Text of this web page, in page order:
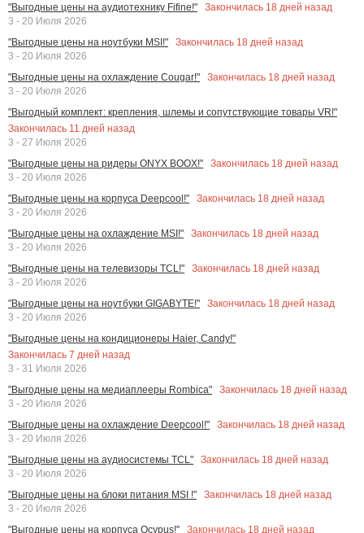
"Выгодные цены на аудиотехнику Fifine!"
Закончилась 18 дней назад
3 - 20 Июля 2026
"Выгодные цены на ноутбуки MSI!"
Закончилась 18 дней назад
3 - 20 Июля 2026
"Выгодные цены на охлаждение Cougar!"
Закончилась 18 дней назад
3 - 20 Июля 2026
"Выгодный комплект: крепления, шлемы и сопутствующие товары VR!"
Закончилась 11 дней назад
3 - 27 Июля 2026
"Выгодные цены на ридеры ONYX BOOX!"
Закончилась 18 дней назад
3 - 20 Июля 2026
"Выгодные цены на корпуса Deepcool!"
Закончилась 18 дней назад
3 - 20 Июля 2026
"Выгодные цены на охлаждение MSI!"
Закончилась 18 дней назад
3 - 20 Июля 2026
"Выгодные цены на телевизоры TCL!"
Закончилась 18 дней назад
3 - 20 Июля 2026
"Выгодные цены на ноутбуки GIGABYTE!"
Закончилась 18 дней назад
3 - 20 Июля 2026
"Выгодные цены на кондиционеры Haier, Candy!"
Закончилась 7 дней назад
3 - 31 Июля 2026
"Выгодные цены на медиаплееры Rombica"
Закончилась 18 дней назад
3 - 20 Июля 2026
"Выгодные цены на охлаждение Deepcool!"
Закончилась 18 дней назад
3 - 20 Июля 2026
"Выгодные цены на аудиосистемы TCL"
Закончилась 18 дней назад
3 - 20 Июля 2026
"Выгодные цены на блоки питания MSI !"
Закончилась 18 дней назад
3 - 20 Июля 2026
"Выгодные цены на корпуса Ocypus!"
Закончилась 18 дней назад